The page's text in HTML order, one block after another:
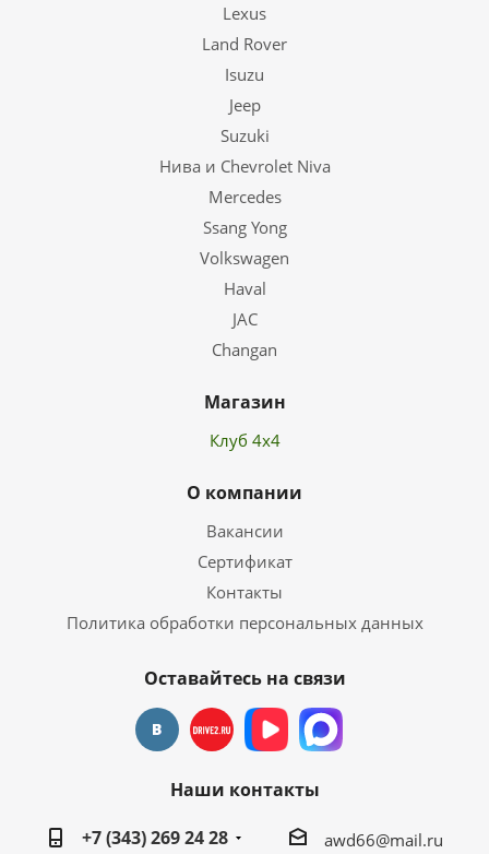
Lexus
Land Rover
Isuzu
Jeep
Suzuki
Нива и Chevrolet Niva
Mercedes
Ssang Yong
Volkswagen
Haval
JAC
Changan
Магазин
Клуб 4х4
О компании
Вакансии
Сертификат
Контакты
Политика обработки персональных данных
Оставайтесь на связи
Наши контакты
+7 (343) 269 24 28
awd66@mail.ru